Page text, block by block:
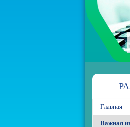
Главная
Важная